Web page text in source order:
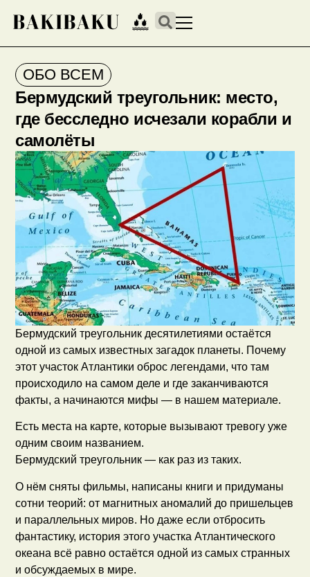
ОБО ВСЕМ
Бермудский треугольник: место,
где бесследно исчезали корабли и
самолёты
Бермудский треугольник десятилетиями остаётся
одной из самых известных загадок планеты. Почему
этот участок Атлантики оброс легендами, что там
происходило на самом деле и где заканчиваются
факты, а начинаются мифы — в нашем материале.
Есть места на карте, которые вызывают тревогу уже
одним своим названием.
Бермудский треугольник — как раз из таких.
О нём сняты фильмы, написаны книги и придуманы
сотни теорий: от магнитных аномалий до пришельцев
и параллельных миров. Но даже если отбросить
фантастику, история этого участка Атлантического
океана всё равно остаётся одной из самых странных
и обсуждаемых в мире.